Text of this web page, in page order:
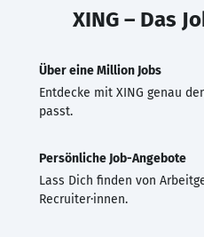
XING – Das
Über eine Million Jobs
Entdecke mit XING genau
passt.
Persönliche Job-Angebote
Lass Dich finden von
Recruiter·innen.